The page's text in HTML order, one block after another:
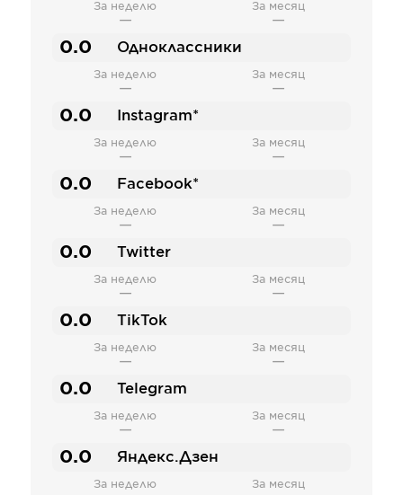
За неделю
—
За месяц
—
0.0 Одноклассники
За неделю
—
За месяц
—
0.0 Instagram*
За неделю
—
За месяц
—
0.0 Facebook*
За неделю
—
За месяц
—
0.0 Twitter
За неделю
—
За месяц
—
0.0 TikTok
За неделю
—
За месяц
—
0.0 Telegram
За неделю
—
За месяц
—
0.0 Яндекс.Дзен
За неделю За месяц